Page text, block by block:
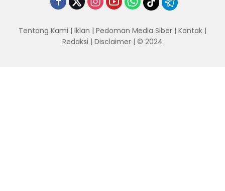
Tentang Kami | Iklan | Pedoman Media Siber | Kontak |
Redaksi | Disclaimer | © 2024